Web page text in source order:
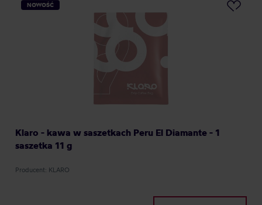
NOWOŚĆ
Klaro - kawa w saszetkach Peru El Diamante - 1
saszetka 11 g
Producent: KLARO